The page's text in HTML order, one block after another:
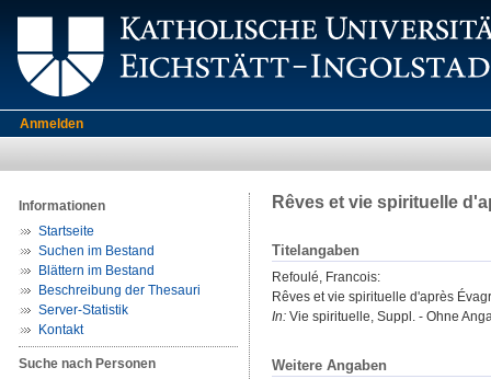
Anmelden
Informationen
Startseite
Suchen im Bestand
Blättern im Bestand
Beschreibung der Thesauri
Server-Statistik
Kontakt
Suche nach Personen
Rêves et vie spirituelle
Titelangaben
Refoulé, Francois:
Rêves et vie spirituelle d'après
In: Vie spirituelle, Suppl. - Ohne
Weitere Angaben